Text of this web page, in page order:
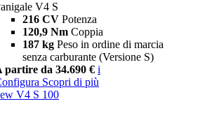
V4 S
216 CV Potenza
120,9 Nm Coppia
187 kg Peso in ordine di marcia
senza carburante (Versione S)
partire da 34.690 € i
Scopri di più
V4 S 100